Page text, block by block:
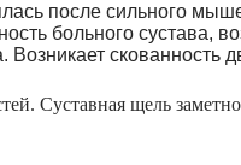
после сильного
больного сустава,
Возникает скованность
Суставная щель